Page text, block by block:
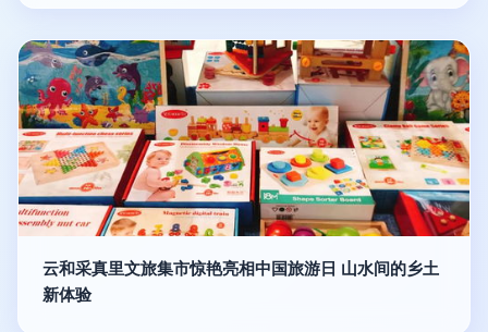
云和采真里文旅集市惊艳亮相中国旅游日 山水间的乡土
新体验